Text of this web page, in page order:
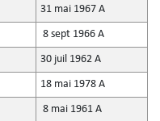
31 mai 1967 A
8 sept 1966 A
30 juil 1962 A
18 mai 1978 A
8 mai 1961 A